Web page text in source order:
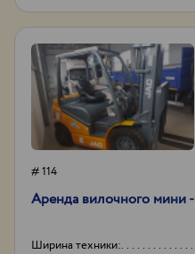
# 114
Аренда вилочного мини
Ширина техники: